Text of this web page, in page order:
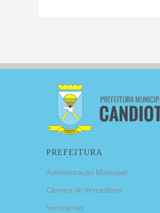
PREFEITURA
Administração Municipal
Câmara de Vereadores
Secretarias